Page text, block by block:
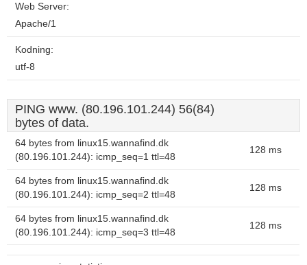
Web Server:
Apache/1
Kodning:
utf-8
PING www. (80.196.101.244) 56(84)
bytes of data.
64 bytes from linux15.wannafind.dk
(80.196.101.244): icmp_seq=1 ttl=48
128 ms
64 bytes from linux15.wannafind.dk
(80.196.101.244): icmp_seq=2 ttl=48
128 ms
64 bytes from linux15.wannafind.dk
(80.196.101.244): icmp_seq=3 ttl=48
128 ms